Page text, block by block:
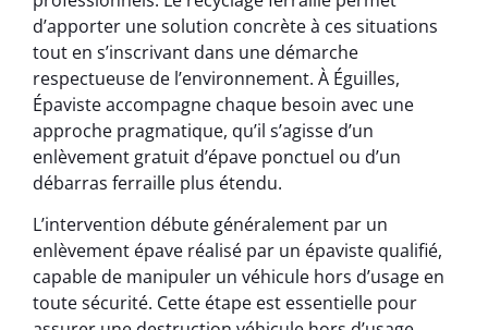
d’apporter une solution concrète à ces situations
tout en s’inscrivant dans une démarche
respectueuse de l’environnement. À Éguilles,
Épaviste accompagne chaque besoin avec une
approche pragmatique, qu’il s’agisse d’un
enlèvement gratuit d’épave ponctuel ou d’un
débarras ferraille plus étendu.
L’intervention débute généralement par un
enlèvement épave réalisé par un épaviste qualifié,
capable de manipuler un véhicule hors d’usage en
toute sécurité. Cette étape est essentielle pour